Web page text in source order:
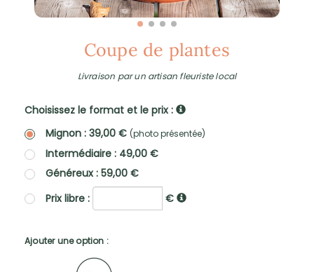
Coupe de plantes
Livraison par un artisan fleuriste local
Choisissez le format et le prix :
Mignon : 39,00 € (photo présentée)
Intermédiaire : 49,00 €
Généreux : 59,00 €
Prix libre :
€
Ajouter une option :